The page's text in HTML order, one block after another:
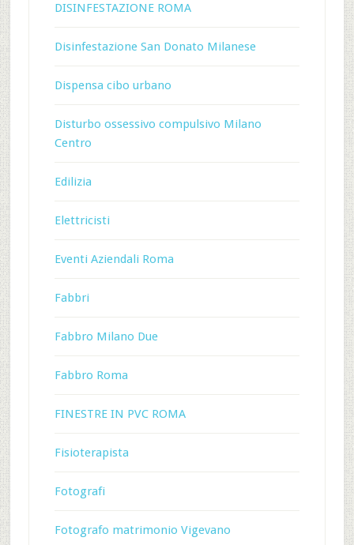
DISINFESTAZIONE ROMA
Disinfestazione San Donato Milanese
Dispensa cibo urbano
Disturbo ossessivo compulsivo Milano
Centro
Edilizia
Elettricisti
Eventi Aziendali Roma
Fabbri
Fabbro Milano Due
Fabbro Roma
FINESTRE IN PVC ROMA
Fisioterapista
Fotografi
Fotografo matrimonio Vigevano